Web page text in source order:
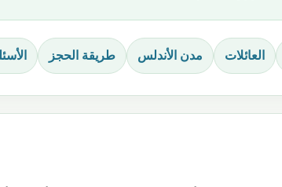
العائلات مدن الأندلس طريقة الحجز